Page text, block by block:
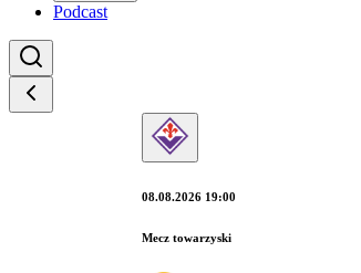
Podcast
08.08.2026 19:00
Mecz towarzyski